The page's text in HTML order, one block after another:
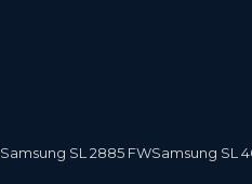
Samsung SL 2885 FW Samsung SL